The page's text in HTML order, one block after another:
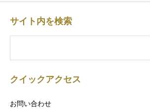
サイト内を検索
クイックアクセス
お問い合わせ